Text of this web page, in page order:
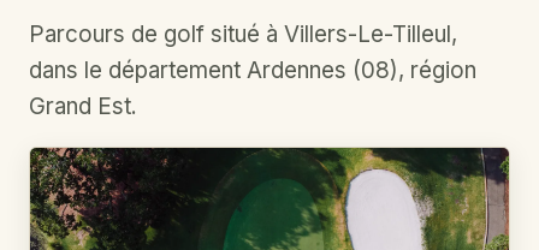
Parcours de golf situé à Villers-Le-Tilleul,
dans le département Ardennes (08), région
Grand Est.